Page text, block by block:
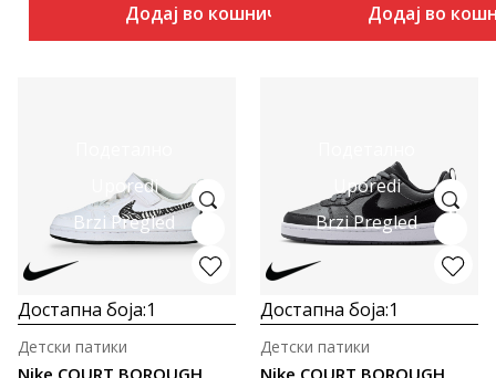
Додај во кошничка Додај во
Uporedi
Brzi Pregled
Достапна боја:1
Nike COURT BOROUGH
Детски патики
Uporedi
Brzi Pregled
Достапна боја:1
Nike COURT BOROUGH
Детски патики